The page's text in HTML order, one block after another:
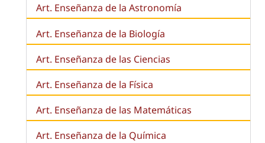
Art. Enseñanza de la Astronomía
Art. Enseñanza de la Biología
Art. Enseñanza de las Ciencias
Art. Enseñanza de la Física
Art. Enseñanza de las Matemáticas
Art. Enseñanza de la Química